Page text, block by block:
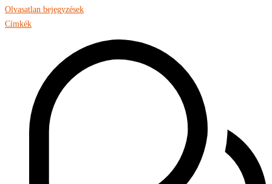
Olvasatlan bejegyzések
Címkék